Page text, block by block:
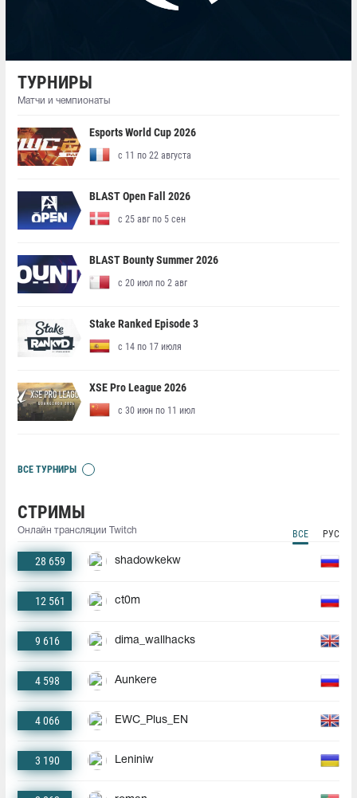
ТУРНИРЫ
Матчи и чемпионаты
Esports World Cup 2026
с 11 по 22 августа
BLAST Open Fall 2026
с 25 авг по 5 сен
BLAST Bounty Summer 2026
с 20 июл по 2 авг
Stake Ranked Episode 3
с 14 по 17 июля
XSE Pro League 2026
с 30 июн по 11 июл
ВСЕ ТУРНИРЫ
СТРИМЫ
Онлайн трансляции Twitch ВСЕ РУС
28 659 shadowkekw
12 561 ct0m
9 616 dima_wallhacks
4 598 Aunkere
4 066 EWC_Plus_EN
3 190 Leniniw